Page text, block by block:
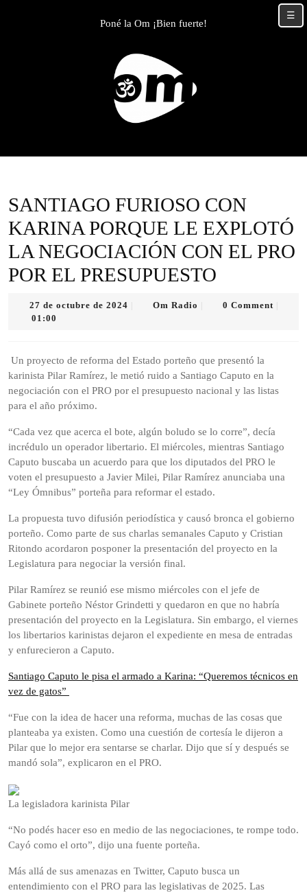
Poné la Om ¡Bien fuerte!
SANTIAGO FURIOSO CON
KARINA PORQUE LE EXPLOTÓ
LA NEGOCIACIÓN CON EL PRO
POR EL PRESUPUESTO
27 de octubre de 2024
2024
Om Radio 0 Comment
01:00
Un proyecto de reforma del Estado porteño que presentó la
karinista Pilar Ramírez, le metió ruido a Santiago Caputo en la
negociación con el PRO por el presupuesto nacional y las listas
para el año próximo.
“Cada vez que acerca el bote, algún boludo se lo corre”, decía
incrédulo un operador libertario. El miércoles, mientras Santiago
Caputo buscaba un acuerdo para que los diputados del PRO le
voten el presupuesto a Javier Milei, Pilar Ramírez anunciaba una
“Ley Ómnibus” porteña para reformar el estado.
La propuesta tuvo difusión periodística y causó bronca el gobierno
porteño. Como parte de sus charlas semanales Caputo y Cristian
Ritondo acordaron posponer la presentación del proyecto en la
Legislatura para negociar la versión final.
Pilar Ramírez se reunió ese mismo miércoles con el jefe de
Gabinete porteño Néstor Grindetti y quedaron en que no habría
presentación del proyecto en la Legislatura. Sin embargo, el viernes
los libertarios karinistas dejaron el expediente en mesa de entradas
y enfurecieron a Caputo.
Santiago Caputo le pisa el armado a Karina: “Queremos técnicos en
vez de gatos”
“Fue con la idea de hacer una reforma, muchas de las cosas que
planteaba ya existen. Como una cuestión de cortesía le dijeron a
Pilar que lo mejor era sentarse se charlar. Dijo que sí y después se
mandó sola”, explicaron en el PRO.
La legisladora karinista Pilar
“No podés hacer eso en medio de las negociaciones, te rompe todo.
Cayó como el orto”, dijo una fuente porteña.
Más allá de sus amenazas en Twitter, Caputo busca un
entendimiento con el PRO para las legislativas de 2025. Las
☰